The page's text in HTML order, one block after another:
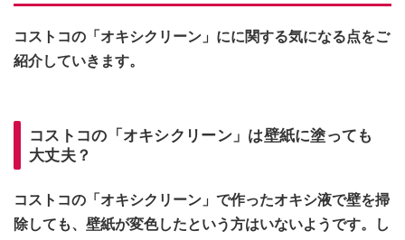
コストコの「オキシクリーン」にに関する気になる点をご
紹介していきます。
コストコの「オキシクリーン」は壁紙に塗っても
大丈夫？
コストコの「オキシクリーン」で作ったオキシ液で壁を掃
除しても、壁紙が変色したという方はいないようです。し